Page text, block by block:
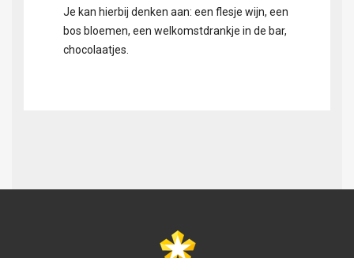
Je kan hierbij denken aan: een flesje wijn, een
bos bloemen, een welkomstdrankje in de bar,
chocolaatjes.